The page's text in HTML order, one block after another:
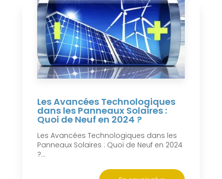
Les Avancées Technologiques
dans les Panneaux Solaires :
Quoi de Neuf en 2024 ?
Les Avancées Technologiques dans les
Panneaux Solaires : Quoi de Neuf en 2024
?...